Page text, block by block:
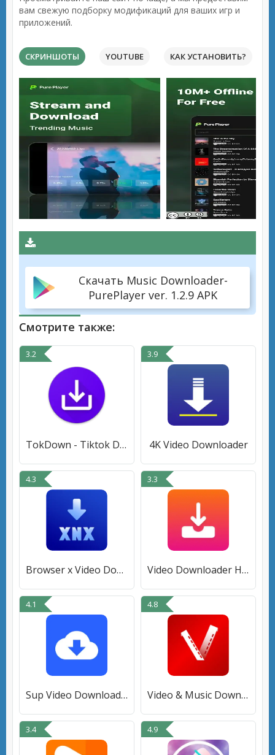
вам свежую подборку модификаций для ваших игр и
приложений.
СКРИНШОТЫ YOUTUBE КАК УСТАНОВИТЬ?
Скачать Music Downloader-
PurePlayer ver. 1.2.9 APK
Смотрите также:
3.2
TokDown - Tiktok Downloader
3.9
4K Video Downloader
4.3
Browser x Video Downloader
3.3
Video Downloader HD Downloader
4.1
Sup Video Downloader & Twitter
4.8
Video & Music Downloader
3.4 4.9